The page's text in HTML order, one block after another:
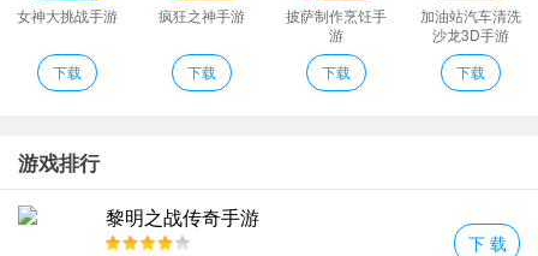
游戏中还可以选择不同的人物这里的每一个人物都有自己专属的技
能并且获得更好的装备便可以增加大量的伤害。
在密境内地里随意打拼也许就在下一秒大家就能极致相逢。
三界封仙录介绍
大家能和自己的神仙伴侣一起去挑战专属于情缘玩法的情缘副本大
家的实力都会得到快速的提升很好玩。
女神大挑战手游
下载
疯狂之神手游
下载
披萨制作烹饪手
游
下载
加油站汽车清洗
沙龙3D手游
下载
游戏排行
黎明之战传奇手游
下 载